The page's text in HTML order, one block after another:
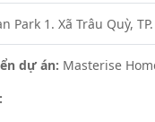
Park 1. Xã Trâu Quỳ,
dự án: Masterise